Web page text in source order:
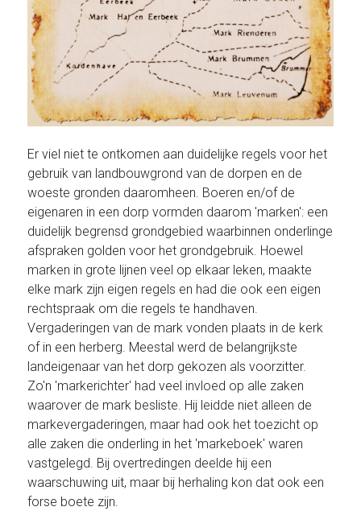
Er viel niet te ontkomen aan duidelijke regels voor het
gebruik van landbouwgrond van de dorpen en de
woeste gronden daaromheen. Boeren en/of de
eigenaren in een dorp vormden daarom 'marken': een
duidelijk begrensd grondgebied waarbinnen onderlinge
afspraken golden voor het grondgebruik. Hoewel
marken in grote lijnen veel op elkaar leken, maakte
elke mark zijn eigen regels en had die ook een eigen
rechtspraak om die regels te handhaven.
Vergaderingen van de mark vonden plaats in de kerk
of in een herberg. Meestal werd de belangrijkste
landeigenaar van het dorp gekozen als voorzitter.
Zo'n 'markerichter' had veel invloed op alle zaken
waarover de mark besliste. Hij leidde niet alleen de
markevergaderingen, maar had ook het toezicht op
alle zaken die onderling in het 'markeboek' waren
vastgelegd. Bij overtredingen deelde hij een
waarschuwing uit, maar bij herhaling kon dat ook een
forse boete zijn.